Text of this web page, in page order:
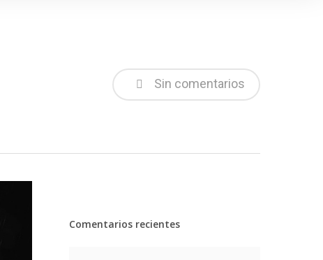
Sin comentarios
Comentarios recientes